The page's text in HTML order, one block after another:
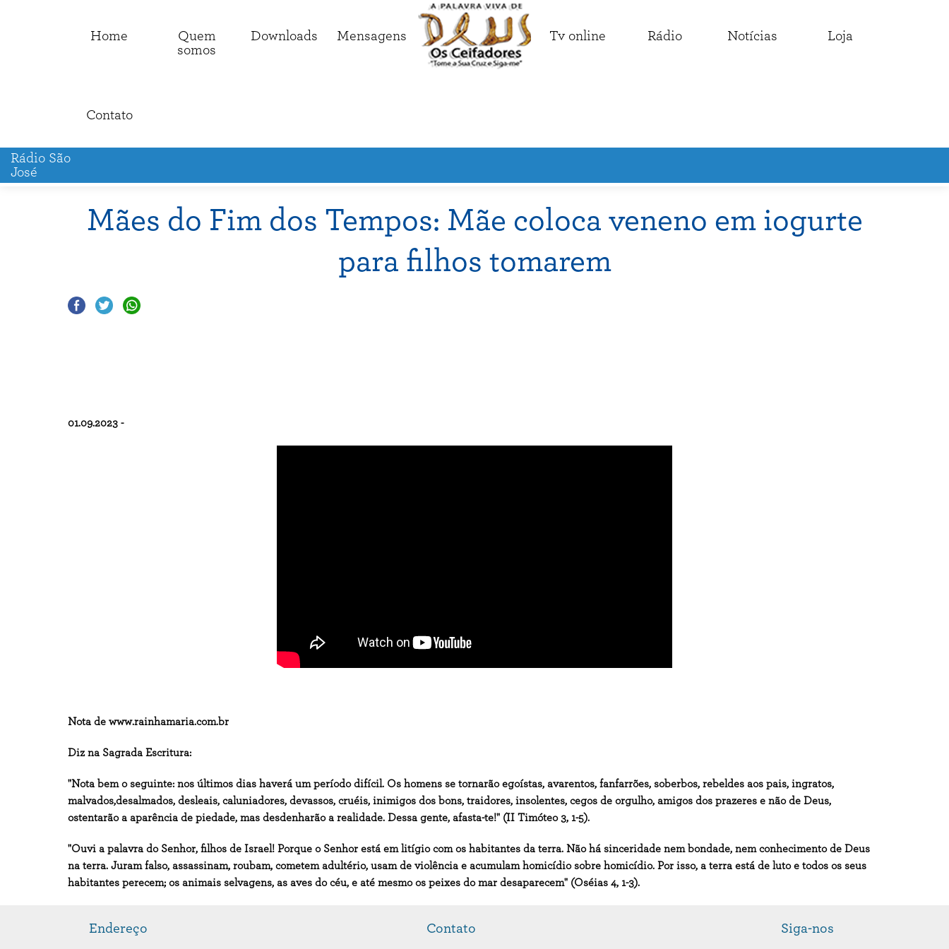
Home
Quem
somos
Downloads Mensagens Tv online Rádio Notícias Loja
Contato
Rádio São
José
Mães do Fim dos Tempos: Mãe coloca veneno em iogurte
para filhos tomarem
01.09.2023 -
Nota de www.rainhamaria.com.br
Diz na Sagrada Escritura:
"Nota bem o seguinte: nos últimos dias haverá um período difícil. Os homens se tornarão egoístas, avarentos, fanfarrões, soberbos, rebeldes aos pais, ingratos,
malvados,desalmados, desleais, caluniadores, devassos, cruéis, inimigos dos bons, traido­res, insolentes, cegos de orgulho, amigos dos prazeres e não de Deus,
ostentarão a aparência de piedade, mas desdenharão a realidade. Dessa gente, afasta-te!" (II Timóteo 3, 1-5).
"Ouvi a palavra do Senhor, filhos de Israel! Porque o Senhor está em litígio com os habitantes da terra. Não há sinceridade nem bondade, nem conhecimento de Deus
na terra. Juram falso, assassinam, roubam, cometem adultério, usam de violência e acumulam homicídio sobre homicídio. Por isso, a terra está de luto e todos os seus
habitantes perecem; os animais selvagens, as aves do céu, e até mesmo os peixes do mar desaparecem" (Oséias 4, 1-3).
Endereço Contato Siga-nos